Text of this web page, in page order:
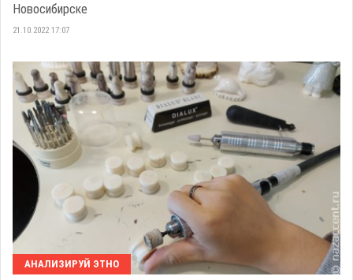
Новосибирске
21.10.2022 17:07
АНАЛИЗИРУЙ ЭТНО